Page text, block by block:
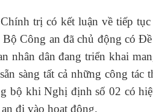
trị có kết luận về tiếp
Bộ Công an đã chủ động có
nhân dân đang triển khai
sàng tất cả những công
bộ khi Nghị định số 02 có
đi vào hoạt động.